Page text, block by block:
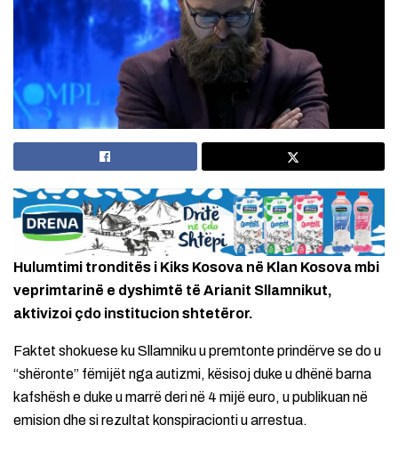
Hulumtimi tronditës i Kiks Kosova në Klan Kosova mbi
veprimtarinë e dyshimtë të Arianit Sllamnikut,
aktivizoi çdo institucion shtetëror.
Faktet shokuese ku Sllamniku u premtonte prindërve se do u
“shëronte” fëmijët nga autizmi, kësisoj duke u dhënë barna
kafshësh e duke u marrë deri në 4 mijë euro, u publikuan në
emision dhe si rezultat konspiracionti u arrestua.